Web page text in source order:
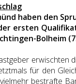
haben den
ersten
Bolheim
erwischten
für den
bestrafte